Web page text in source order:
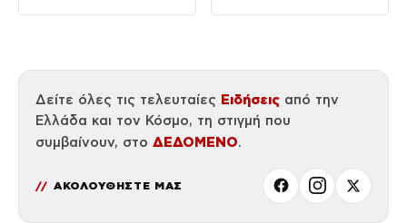
Δείτε όλες τις τελευταίες Ειδήσεις από την
Ελλάδα και τον Κόσμο, τη στιγμή που
συμβαίνουν, στο ΔΕΔΟΜΕΝΟ.
ΑΚΟΛΟΥΘΗΣΤΕ ΜΑΣ